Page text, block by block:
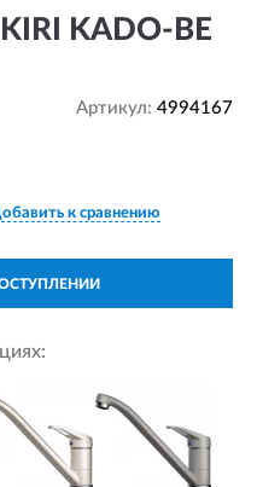
KADO-BE
Артикул: 4994167
к сравнению